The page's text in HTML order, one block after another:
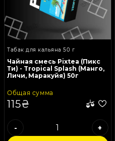
Табак для кальяна 50 г
Чайная смесь Pixtea (Пикс
Ти) - Tropical Splash (Манго,
Личи, Маракуйя) 50г
Общая сумма
115₴
- +